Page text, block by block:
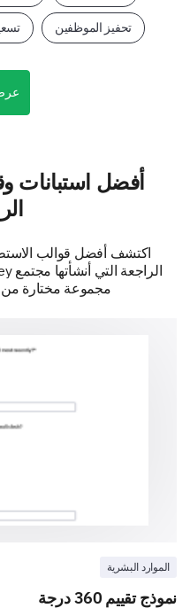
تحفيز الموظفين
أفضل استبانات
اكتشف أفضل قوالب
مجموعة مختارة من
الموارد البشرية
نموذج تقييم 360 درجة